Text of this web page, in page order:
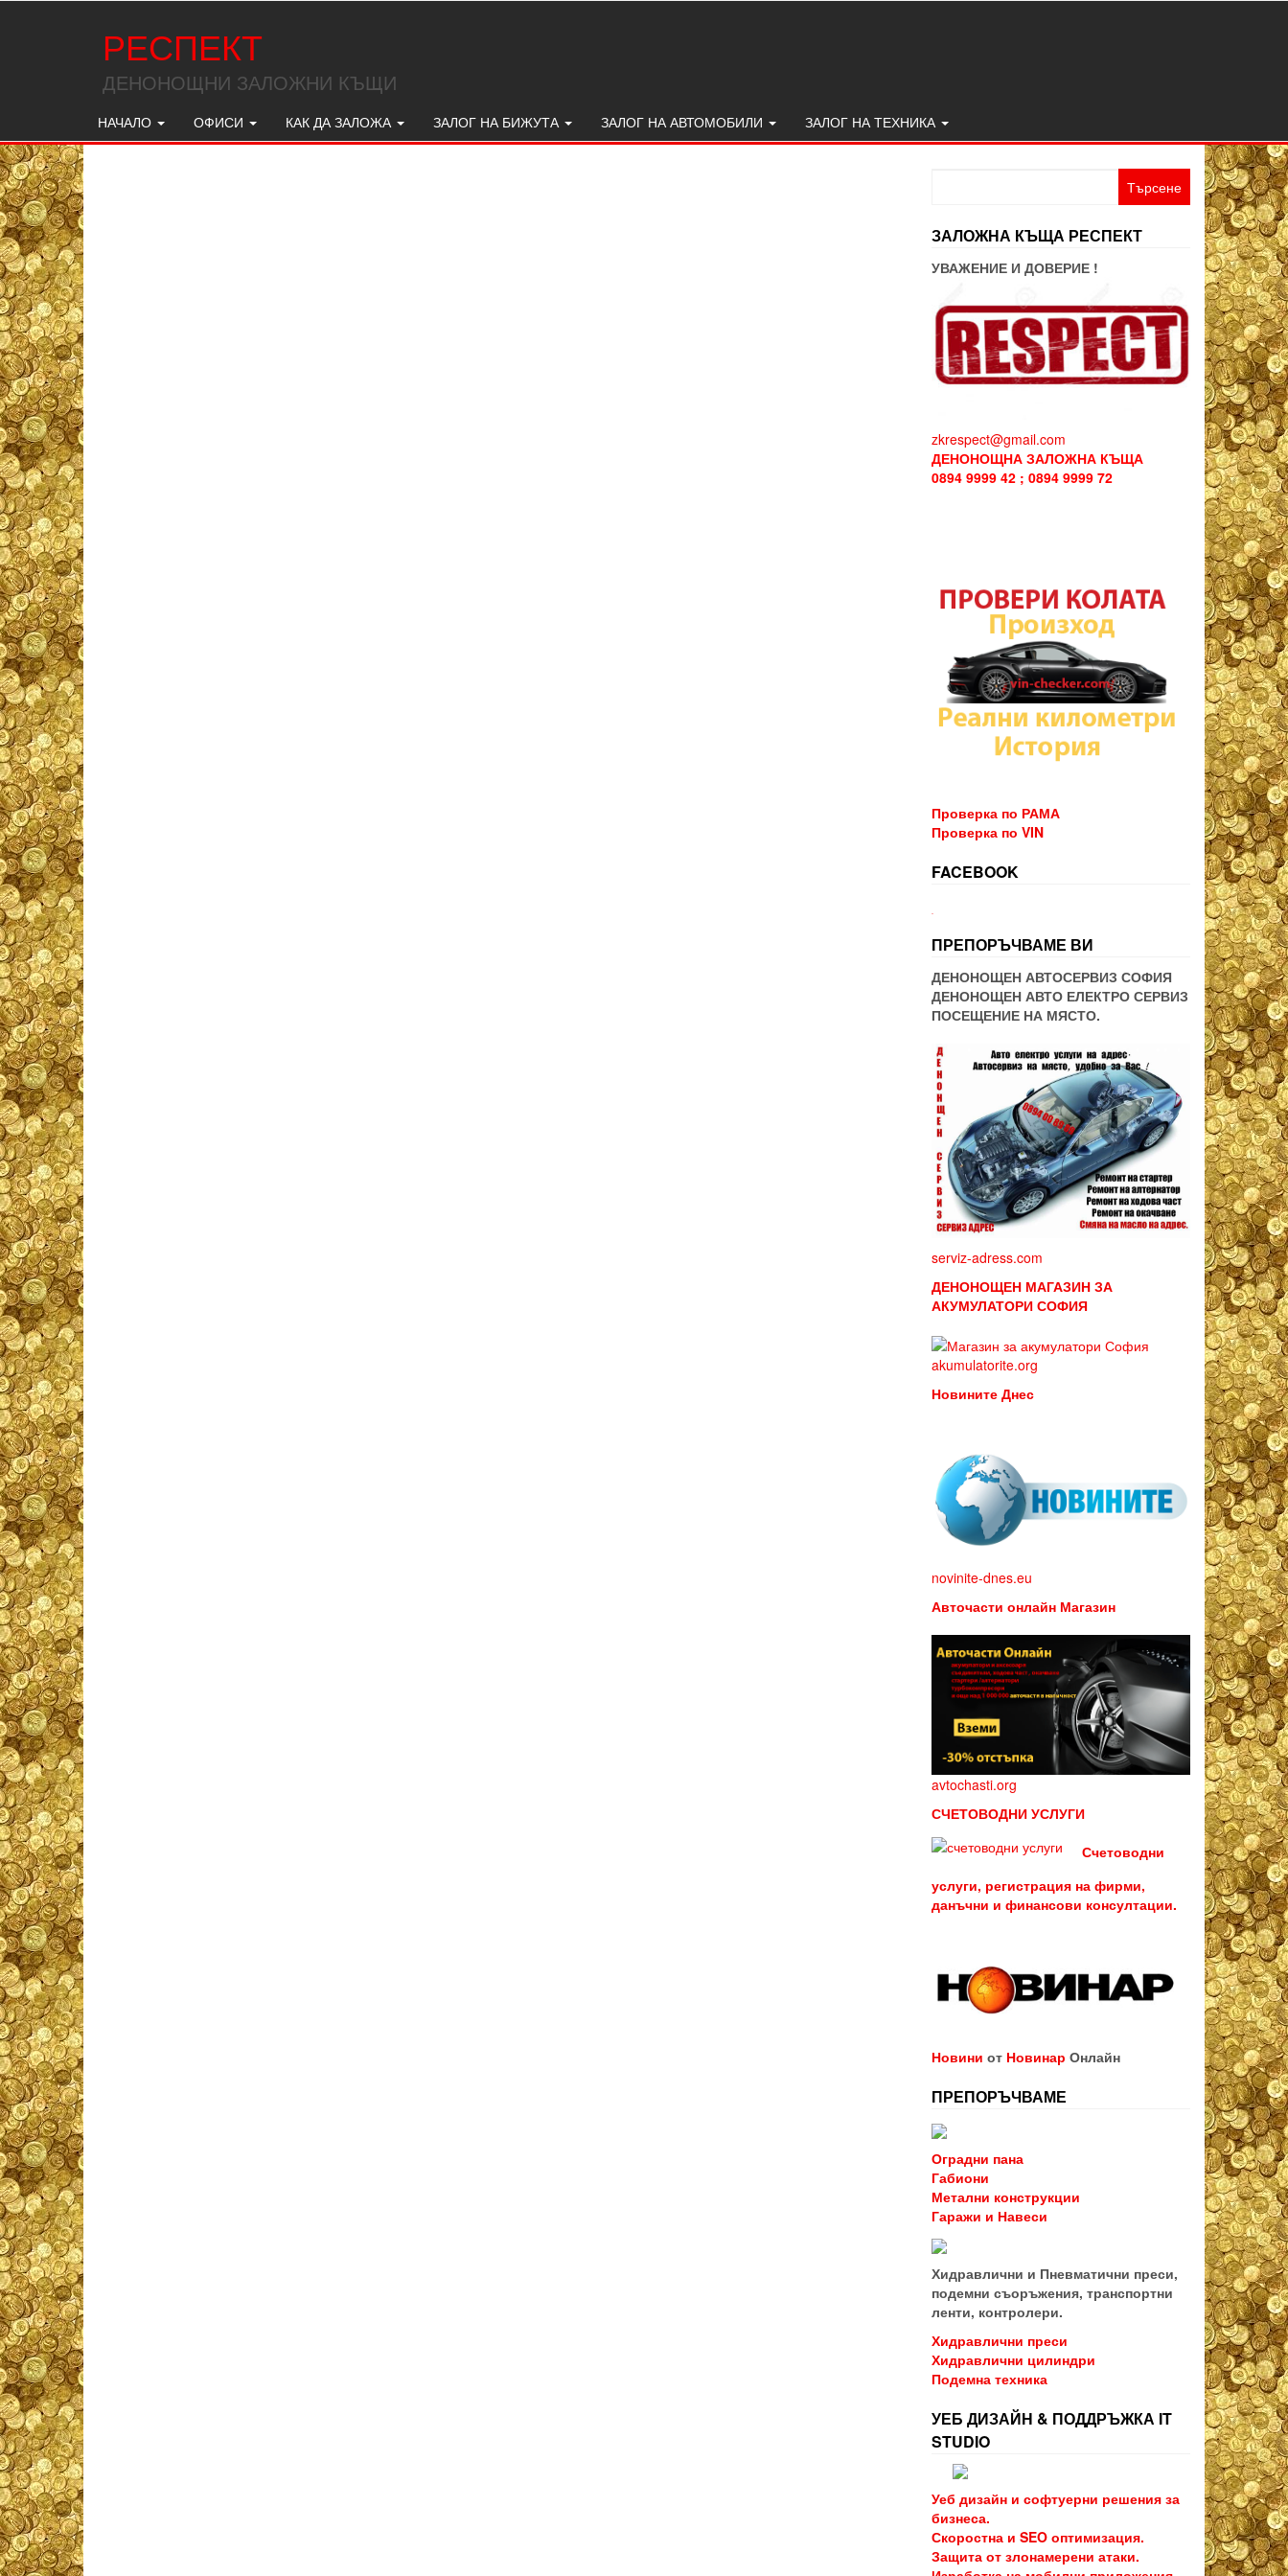
РЕСПЕКТ
ДЕНОНОЩНИ ЗАЛОЖНИ КЪЩИ
НАЧАЛО ОФИСИ КАК ДА ЗАЛОЖА ЗАЛОГ НА БИЖУТА ЗАЛОГ НА АВТОМОБИЛИ ЗАЛОГ НА ТЕХНИКА
ЗАЛОЖНА КЪЩА РЕСПЕКТ
УВАЖЕНИЕ И ДОВЕРИЕ !
zkrespect@gmail.com
ДЕНОНОЩНА ЗАЛОЖНА КЪЩА
0894 9999 42 ; 0894 9999 72
Проверка по РАМА
Проверка по VIN
FACEBOOK
ПРЕПОРЪЧВАМЕ ВИ
ДЕНОНОЩЕН АВТОСЕРВИЗ СОФИЯ
ДЕНОНОЩЕН АВТО ЕЛЕКТРО СЕРВИЗ
ПОСЕЩЕНИЕ НА МЯСТО.
serviz-adress.com
ДЕНОНОЩЕН МАГАЗИН ЗА
АКУМУЛАТОРИ СОФИЯ
akumulatorite.org
Новините Днес
novinite-dnes.eu
Авточасти онлайн Магазин
avtochasti.org
СЧЕТОВОДНИ УСЛУГИ
Счетоводни
услуги, регистрация на фирми,
данъчни и финансови консултации.
Новини от Новинар Онлайн
ПРЕПОРЪЧВАМЕ
Оградни пана
Габиони
Метални конструкции
Гаражи и Навеси
Хидравлични и Пневматични преси,
подемни съоръжения, транспортни
ленти, контролери.
Хидравлични преси
Хидравлични цилиндри
Подемна техника
УЕБ ДИЗАЙН & ПОДДРЪЖКА IT
STUDIO
Уеб дизайн и софтуерни решения за
бизнеса.
Скоростна и SEO оптимизация.
Защита от злонамерени атаки.